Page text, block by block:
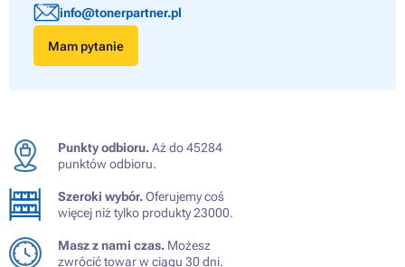
info@tonerpartner.pl
Mam pytanie
Punkty odbioru.Aż do 45284
punktów odbioru.
Szeroki wybór.Oferujemy coś
więcej niż tylko produkty 23000.
Masz z nami czas. Możesz
zwrócić towar w ciągu 30 dni.